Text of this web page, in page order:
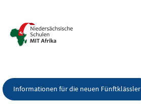
Informationen für die neuen Fünftklässler